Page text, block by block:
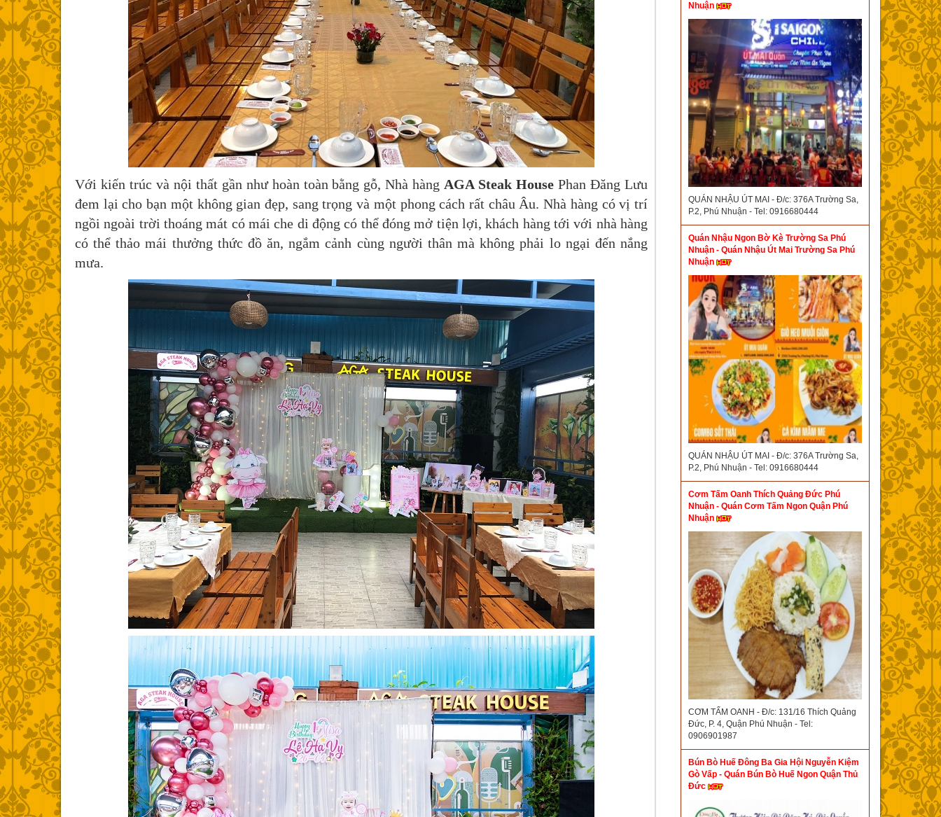
Với kiến trúc và nội thất gần như hoàn toàn bằng gỗ, Nhà hàng AGA Steak House Phan Đăng Lưu
đem lại cho bạn một không gian đẹp, sang trọng và một phong cách rất châu Âu. Nhà hàng có vị trí
ngồi ngoài trời thoáng mát có mái che di động có thể đóng mở tiện lợi, khách hàng tới với nhà hàng
có thể thảo mái thưởng thức đồ ăn, ngắm cảnh cùng người thân mà không phải lo ngại đến nắng
mưa.
Nhuận
QUÁN NHẬU ÚT MAI - Đ/c: 376A Trường Sa,
P.2, Phú Nhuận - Tel: 0916680444
Quán Nhậu Ngon Bờ Kè Trường Sa Phú
Nhuận - Quán Nhậu Út Mai Trường Sa Phú
Nhuận
QUÁN NHẬU ÚT MAI - Đ/c: 376A Trường Sa,
P.2, Phú Nhuận - Tel: 0916680444
Cơm Tấm Oanh Thích Quảng Đức Phú
Nhuận - Quán Cơm Tấm Ngon Quận Phú
Nhuận
CƠM TẤM OANH - Đ/c: 131/16 Thích Quảng
Đức, P. 4, Quận Phú Nhuận - Tel:
0906901987
Bún Bò Huế Đông Ba Gia Hội Nguyễn Kiệm
Gò Vấp - Quán Bún Bò Huế Ngon Quận Thủ
Đức